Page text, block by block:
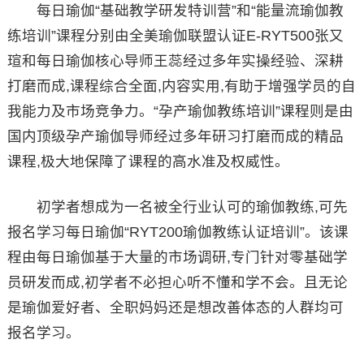
每日瑜伽“基础教学研发特训营”和“能量流瑜伽教
练培训”课程分别由全美瑜伽联盟认证E-RYT500张又
瑄和每日瑜伽核心导师王蕊经过多年实操经验、深耕
打磨而成,课程综合全面,内容实用,有助于增强学员的自
我能力及市场竞争力。“孕产瑜伽教练培训”课程则是由
国内顶级孕产瑜伽导师经过多年研习打磨而成的精品
课程,极大地保障了课程的高水准及权威性。
初学者想成为一名被全行业认可的瑜伽教练,可先
报名学习每日瑜伽“RYT200瑜伽教练认证培训”。该课
程由每日瑜伽基于大量的市场调研,专门针对零基础学
员研发而成,初学者不必担心听不懂和学不会。且无论
是瑜伽爱好者、全职妈妈还是想改善体态的人群均可
报名学习。